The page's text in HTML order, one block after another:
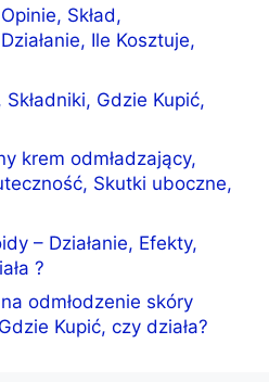
Skład,
Ile Kosztuje,
Gdzie Kupić,
krem odmładzający,
Skutki uboczne,
– Działanie, Efekty,
?
odmłodzenie skóry
Kupić, czy działa?